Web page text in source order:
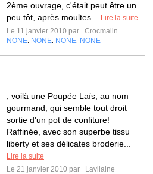
2ème ouvrage, c'était peut être un
peu tôt, après moultes...
Lire la suite
Le 11 janvier 2010 par
Crocmalin
NONE NONE NONE NONE
, voilà une Poupée Laïs, au nom
gourmand, qui semble tout droit
sortie d'un pot de confiture!
Raffinée, avec son superbe tissu
liberty et ses délicates broderie...
Lire la suite
Le 21 janvier 2010 par
Lavilaine